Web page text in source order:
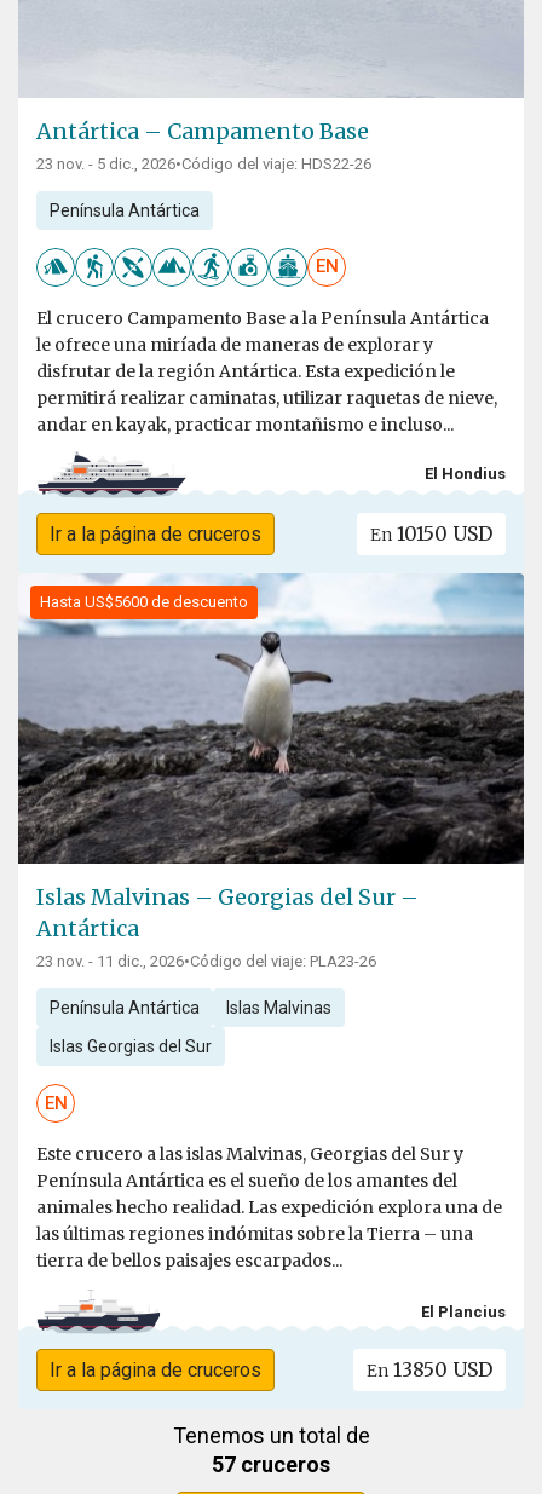
Antártica – Campamento Base
23 nov. - 5 dic., 2026•Código del viaje: HDS22-26
Península Antártica
EN
El crucero Campamento Base a la Península Antártica
le ofrece una miríada de maneras de explorar y
disfrutar de la región Antártica. Esta expedición le
permitirá realizar caminatas, utilizar raquetas de nieve,
andar en kayak, practicar montañismo e incluso...
El Hondius
Ir a la página de cruceros En 10150 USD
Hasta US$5600 de descuento
Islas Malvinas – Georgias del Sur –
Antártica
23 nov. - 11 dic., 2026•Código del viaje: PLA23-26
Península Antártica Islas Malvinas
Islas Georgias del Sur
EN
Este crucero a las islas Malvinas, Georgias del Sur y
Península Antártica es el sueño de los amantes del
animales hecho realidad. Las expedición explora una de
las últimas regiones indómitas sobre la Tierra – una
tierra de bellos paisajes escarpados...
El Plancius
Ir a la página de cruceros En 13850 USD
Tenemos un total de
57 cruceros